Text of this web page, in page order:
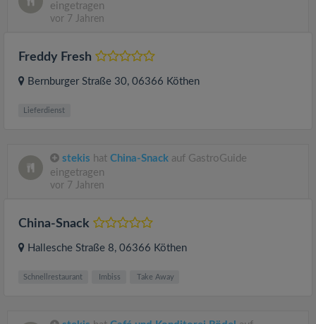
eingetragen
vor 7 Jahren
Freddy Fresh
Bernburger Straße 30, 06366 Köthen
Lieferdienst
stekis hat China-Snack auf GastroGuide
eingetragen
vor 7 Jahren
China-Snack
Hallesche Straße 8, 06366 Köthen
Schnellrestaurant Imbiss Take Away